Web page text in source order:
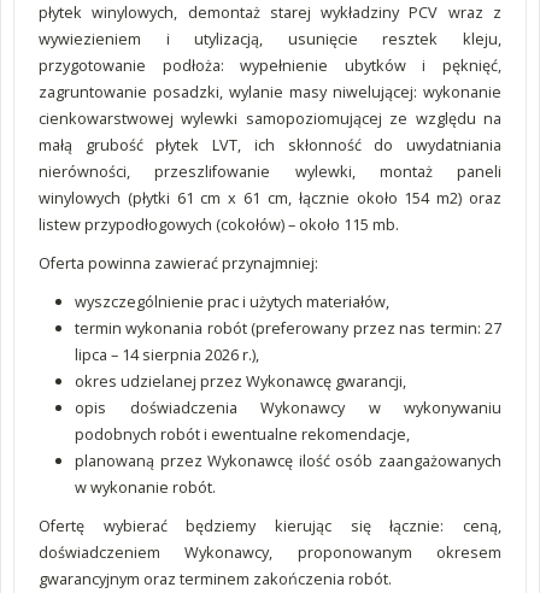
płytek winylowych, demontaż starej wykładziny PCV wraz z
wywiezieniem i utylizacją, usunięcie resztek kleju,
przygotowanie podłoża: wypełnienie ubytków i pęknięć,
zagruntowanie posadzki, wylanie masy niwelującej: wykonanie
cienkowarstwowej wylewki samopoziomującej ze względu na
małą grubość płytek LVT, ich skłonność do uwydatniania
nierówności, przeszlifowanie wylewki, montaż paneli
winylowych (płytki 61 cm x 61 cm, łącznie około 154 m2) oraz
listew przypodłogowych (cokołów) – około 115 mb.
Oferta powinna zawierać przynajmniej:
wyszczególnienie prac i użytych materiałów,
termin wykonania robót (preferowany przez nas termin: 27
lipca – 14 sierpnia 2026 r.),
okres udzielanej przez Wykonawcę gwarancji,
opis doświadczenia Wykonawcy w wykonywaniu
podobnych robót i ewentualne rekomendacje,
planowaną przez Wykonawcę ilość osób zaangażowanych
w wykonanie robót.
Ofertę wybierać będziemy kierując się łącznie: ceną,
doświadczeniem Wykonawcy, proponowanym okresem
gwarancyjnym oraz terminem zakończenia robót.